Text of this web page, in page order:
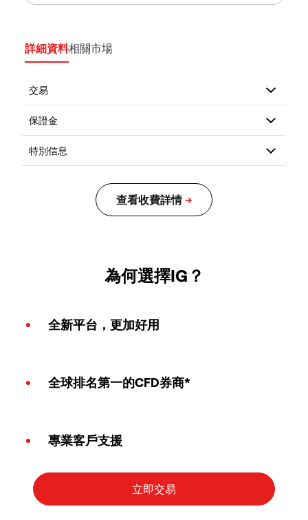
詳細資料相關市場
為何選擇IG？
全新平台，更加好用
全球排名第一的CFD券商*
專業客戶支援